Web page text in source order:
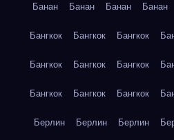
Банан Банан Банан Банан
Бангкок Бангкок Бангкок
Бангкок Бангкок Бангкок
Бангкок Бангкок Бангкок
Берлин Берлин Берлин